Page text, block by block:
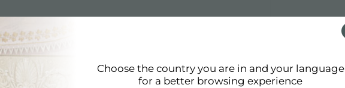
Choose the country you are in and your language
for a better browsing experience